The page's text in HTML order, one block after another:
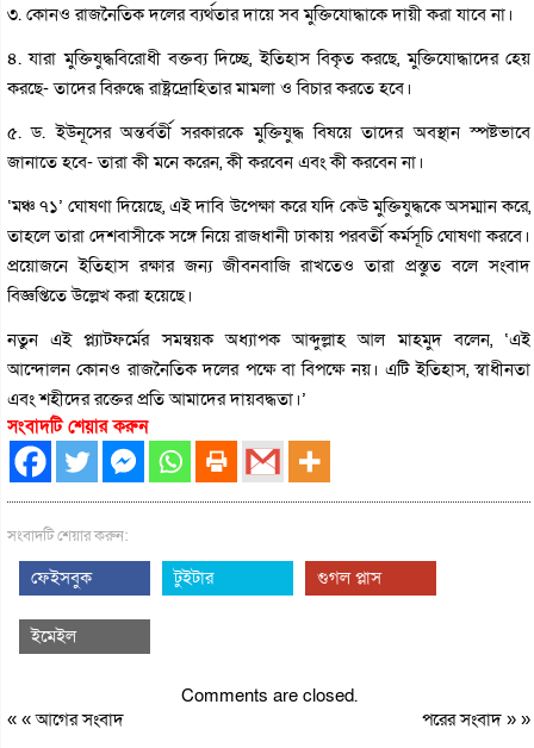
৩. কোনও রাজনৈতিক দলের ব্যর্থতার দায়ে সব মুক্তিযোদ্ধাকে দায়ী করা যাবে না।
৪. যারা মুক্তিযুদ্ধবিরোধী বক্তব্য দিচ্ছে, ইতিহাস বিকৃত করছে, মুক্তিযোদ্ধাদের হেয়
করছে- তাদের বিরুদ্ধে রাষ্ট্রদ্রোহিতার মামলা ও বিচার করতে হবে।
৫. ড. ইউনূসের অন্তর্বর্তী সরকারকে মুক্তিযুদ্ধ বিষয়ে তাদের অবস্থান স্পষ্টভাবে
জানাতে হবে- তারা কী মনে করেন, কী করবেন এবং কী করবেন না।
‘মঞ্চ ৭১’ ঘোষণা দিয়েছে, এই দাবি উপেক্ষা করে যদি কেউ মুক্তিযুদ্ধকে অসম্মান করে,
তাহলে তারা দেশবাসীকে সঙ্গে নিয়ে রাজধানী ঢাকায় পরবর্তী কর্মসূচি ঘোষণা করবে।
প্রয়োজনে ইতিহাস রক্ষার জন্য জীবনবাজি রাখতেও তারা প্রস্তুত বলে সংবাদ
বিজ্ঞপ্তিতে উল্লেখ করা হয়েছে।
নতুন এই প্ল্যাটফর্মের সমন্বয়ক অধ্যাপক আব্দুল্লাহ আল মাহমুদ বলেন, ‘এই
আন্দোলন কোনও রাজনৈতিক দলের পক্ষে বা বিপক্ষে নয়। এটি ইতিহাস, স্বাধীনতা
এবং শহীদের রক্তের প্রতি আমাদের দায়বদ্ধতা।’
সংবাদটি শেয়ার করুন
সংবাদটি শেয়ার করুন:
ফেইসবুক টুইটার গুগল প্লাস
ইমেইল
Comments are closed.
« «আগের সংবাদ পরের সংবাদ» »